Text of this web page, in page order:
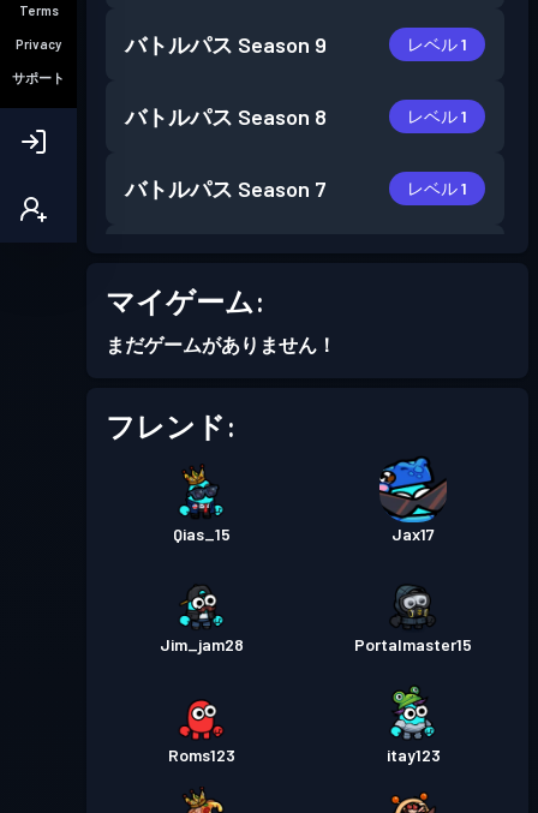
Terms
Privacy
サポート
バトルパス Season 9 レベル 1
バトルパス Season 8 レベル 1
バトルパス Season 7 レベル 1
バトルパス Season 5
プレミアムバトルパス
Season 3
レベル
30
プレミアムバトルパス
Season 2
レベル
18
Season 1
レベル
マイゲーム:
まだゲームがありません！
フレンド:
Qias_15 Jax17
Jim_jam28 Portalmaster15
Roms123 itay123